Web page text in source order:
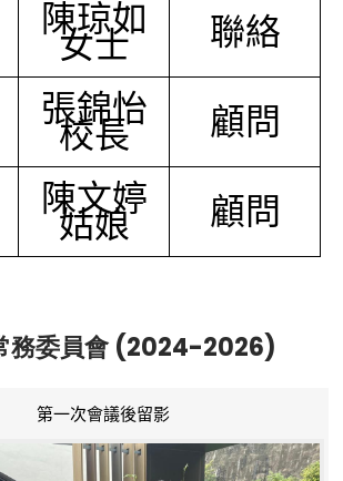
陳琼如
女士 聯絡
張錦怡
校長 顧問
陳文婷
姑娘 顧問
務委員會 (2024-2026)
第一次會議後留影